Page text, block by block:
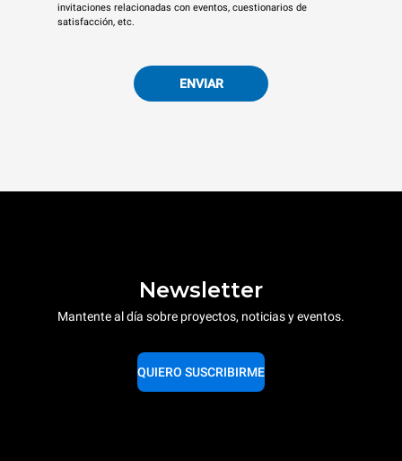
invitaciones relacionadas con eventos, cuestionarios de
satisfacción, etc.
ENVIAR
Newsletter
Mantente al día sobre proyectos, noticias y eventos.
QUIERO SUSCRIBIRME